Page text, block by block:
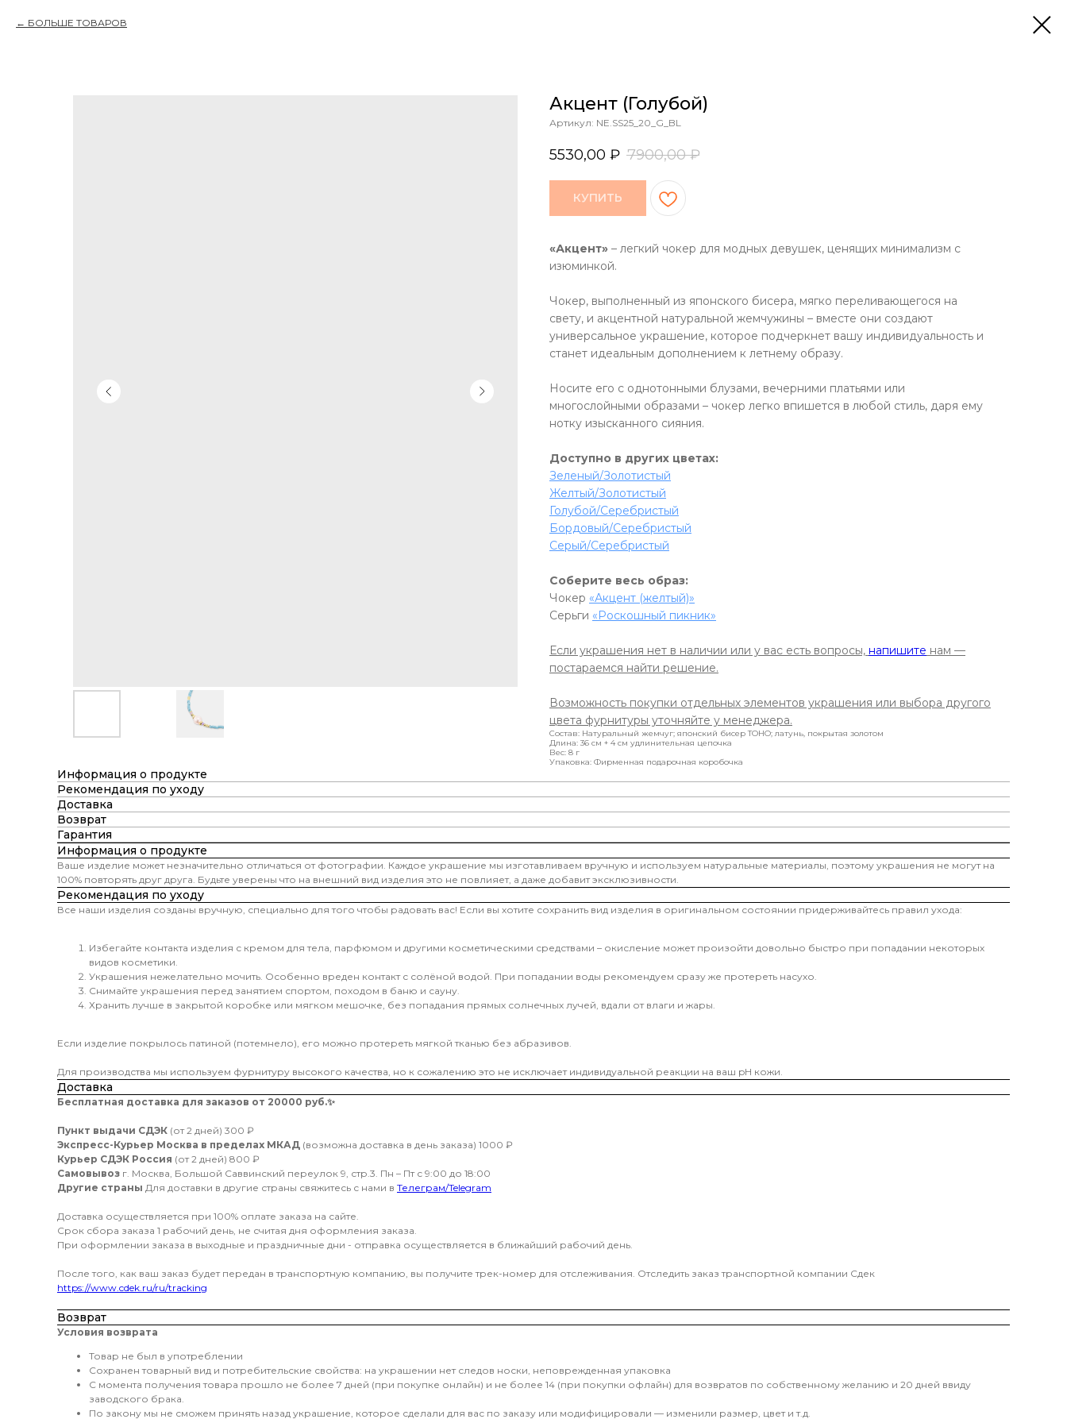
БОЛЬШЕ ТОВАРОВ
Акцент (голубой)
Артикул: NE.SS25_20_G_BL
5530,00 ₽ 7900,00 ₽
КУПИТЬ
«Акцент» – легкий чокер для модных девушек, ценящих минимализм с
изюминкой.
Чокер, выполненный из японского бисера, мягко переливающегося на
свету, и акцентной натуральной жемчужины – вместе они создают
универсальное украшение, которое подчеркнет вашу индивидуальность и
станет идеальным дополнением к летнему образу.
Носите его с однотонными блузами, вечерними платьями или
многослойными образами – чокер легко впишется в любой стиль, даря ему
нотку изысканного сияния.
Доступно в других цветах:
Зеленый/Золотистый
Желтый/Золотистый
Голубой/Серебристый
Бордовый/Серебристый
Серый/Серебристый
Соберите весь образ:
Чокер «Акцент (желтый)»
Серьги «Роскошный пикник»
Если украшения нет в наличии или у вас есть вопросы, напишите нам —
постараемся найти решение.
Возможность покупки отдельных элементов украшения или выбора другого
цвета фурнитуры уточняйте у менеджера.
Состав: Натуральный жемчуг; японский бисер ТОНО; латунь, покрытая золотом
Длина: 36 см + 4 см удлинительная цепочка
Вес: 8 г
Упаковка: Фирменная подарочная коробочка
Информация о продукте
Рекомендация по уходу
Доставка
Возврат
Гарантия
Информация о продукте
Ваше изделие может незначительно отличаться от фотографии. Каждое украшение мы изготавливаем вручную и используем натуральные материалы, поэтому украшения не могут на
100% повторять друг друга. Будьте уверены что на внешний вид изделия это не повлияет, а даже добавит эксклюзивности.
Рекомендация по уходу
Все наши изделия созданы вручную, специально для того чтобы радовать вас! Если вы хотите сохранить вид изделия в оригинальном состоянии придерживайтесь правил ухода:
Избегайте контакта изделия с кремом для тела, парфюмом и другими косметическими средствами – окисление может произойти довольно быстро при попадании некоторых
видов косметики.
Украшения нежелательно мочить. Особенно вреден контакт с солёной водой. При попадании воды рекомендуем сразу же протереть насухо.
Снимайте украшения перед занятием спортом, походом в баню и сауну.
Хранить лучше в закрытой коробке или мягком мешочке, без попадания прямых солнечных лучей, вдали от влаги и жары.
Если изделие покрылось патиной (потемнело), его можно протереть мягкой тканью без абразивов.
Для производства мы используем фурнитуру высокого качества, но к сожалению это не исключает индивидуальной реакции на ваш pH кожи.
Доставка
Бесплатная доставка для заказов от 20000 руб.✨
Пункт выдачи СДЭК (от 2 дней) 300 ₽
Экспресс-Курьер Москва в пределах МКАД (возможна доставка в день заказа) 1000 ₽
Курьер СДЭК Россия (от 2 дней) 800 ₽
Самовывоз г. Москва, Большой Саввинский переулок 9, стр.3. Пн – Пт с 9:00 до 18:00
Другие страны Для доставки в другие страны свяжитесь с нами в Телеграм/Telegram
Доставка осуществляется при 100% оплате заказа на сайте.
Срок сбора заказа 1 рабочий день, не считая дня оформления заказа.
При оформлении заказа в выходные и праздничные дни - отправка осуществляется в ближайший рабочий день.
После того, как ваш заказ будет передан в транспортную компанию, вы получите трек-номер для отслеживания. Отследить заказ транспортной компании Сдек
https://www.cdek.ru/ru/tracking
Возврат
Условия возврата
Товар не был в употреблении
Сохранен товарный вид и потребительские свойства: на украшении нет следов носки, неповрежденная упаковка
С момента получения товара прошло не более 7 дней (при покупке онлайн) и не более 14 (при покупки офлайн) для возвратов по собственному желанию и 20 дней ввиду
заводского брака.
По закону мы не сможем принять назад украшение, которое сделали для вас по заказу или модифицировали — изменили размер, цвет и т.д.